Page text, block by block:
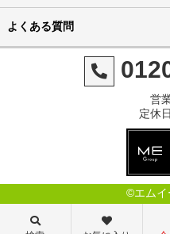
よくある質問
営
定休
©エムイ